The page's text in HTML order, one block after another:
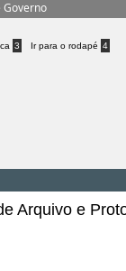
Governo
3 Ir para o rodapé 4
Arquivo e